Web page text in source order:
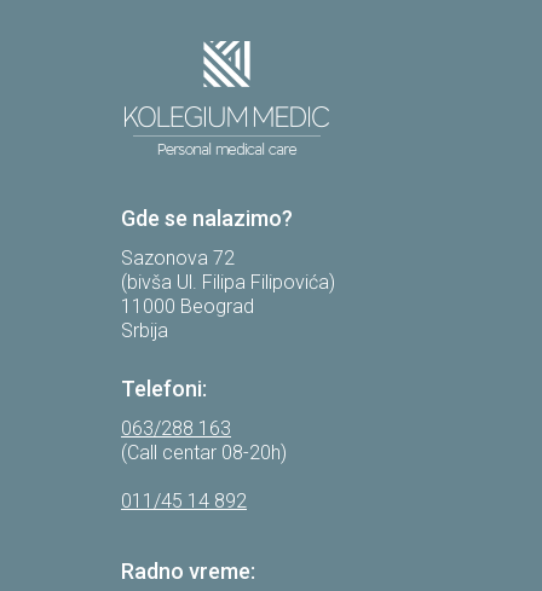
Gde se nalazimo?
Sazonova 72
(bivša Ul. Filipa Filipovića)
11000 Beograd
Srbija
Telefoni:
063/288 163
(Call centar 08-20h)
011/45 14 892
Radno vreme: